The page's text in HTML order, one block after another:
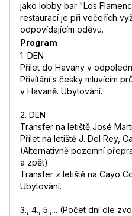
jako lobby bar "Los
restaurací je při večeřích
odpovídajícím oděvu.
Program
1. DEN
Přílet do Havany v
Přivítání s česky mluvícím
v Havaně. Ubytování.
2. DEN
Transfer na letiště José
Přílet na letiště J. Del Rey,
(Alternativně pozemní
a zpět)
Transfer z letiště na Cayo
Ubytování.
3., 4., 5.,... (Počet dní dle